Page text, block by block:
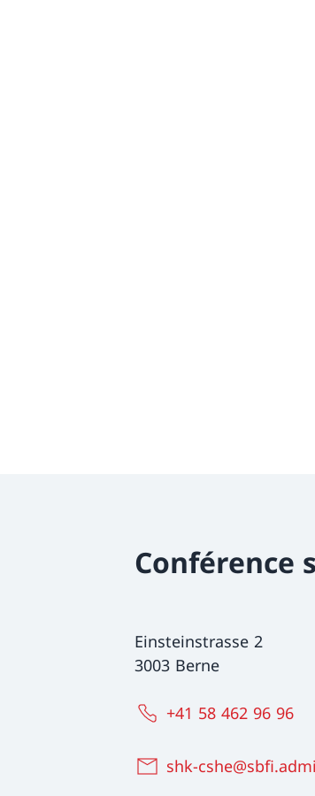
Conférence
Einsteinstrasse 2
3003 Berne
+41 58 462 96 96
shk-